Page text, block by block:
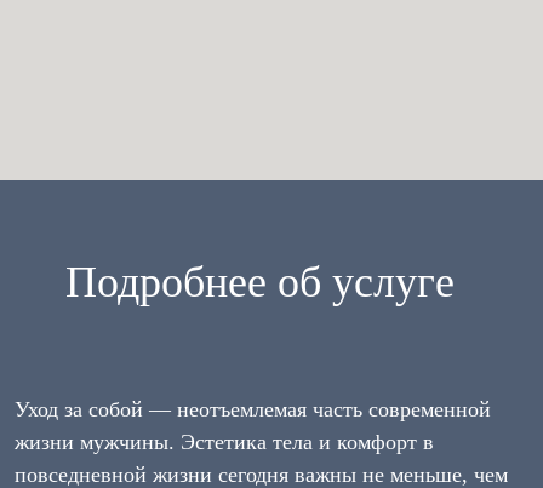
Подробнее об услуге
Уход за собой — неотъемлемая часть современной
жизни мужчины. Эстетика тела и комфорт в
повседневной жизни сегодня важны не меньше, чем